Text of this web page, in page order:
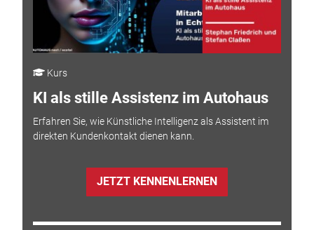
Kurs
KI als stille Assistenz im Autohaus
Erfahren Sie, wie Künstliche Intelligenz als Assistent im
direkten Kundenkontakt dienen kann.
JETZT KENNENLERNEN